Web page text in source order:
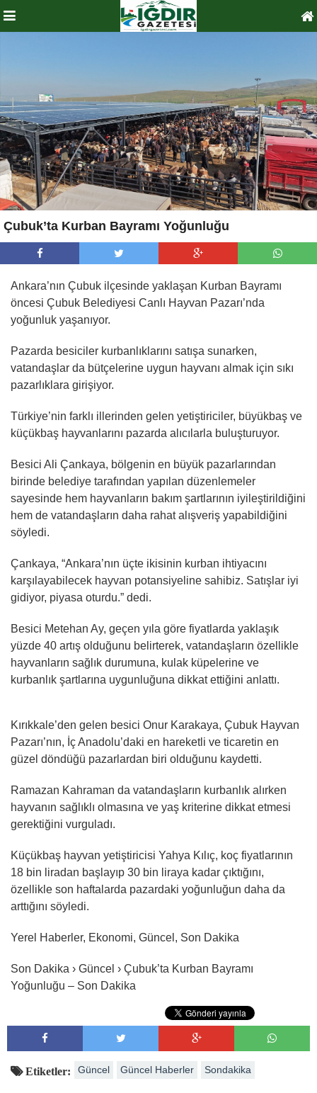
Çubuk’ta Kurban Bayramı Yoğunluğu
Ankara’nın Çubuk ilçesinde yaklaşan Kurban Bayramı
öncesi Çubuk Belediyesi Canlı Hayvan Pazarı’nda
yoğunluk yaşanıyor.
Pazarda besiciler kurbanlıklarını satışa sunarken,
vatandaşlar da bütçelerine uygun hayvanı almak için sıkı
pazarlıklara girişiyor.
Türkiye’nin farklı illerinden gelen yetiştiriciler, büyükbaş ve
küçükbaş hayvanlarını pazarda alıcılarla buluşturuyor.
Besici Ali Çankaya, bölgenin en büyük pazarlarından
birinde belediye tarafından yapılan düzenlemeler
sayesinde hem hayvanların bakım şartlarının iyileştirildiğini
hem de vatandaşların daha rahat alışveriş yapabildiğini
söyledi.
Çankaya, “Ankara’nın üçte ikisinin kurban ihtiyacını
karşılayabilecek hayvan potansiyeline sahibiz. Satışlar iyi
gidiyor, piyasa oturdu.” dedi.
Besici Metehan Ay, geçen yıla göre fiyatlarda yaklaşık
yüzde 40 artış olduğunu belirterek, vatandaşların özellikle
hayvanların sağlık durumuna, kulak küpelerine ve
kurbanlık şartlarına uygunluğuna dikkat ettiğini anlattı.
Kırıkkale’den gelen besici Onur Karakaya, Çubuk Hayvan
Pazarı’nın, İç Anadolu’daki en hareketli ve ticaretin en
güzel döndüğü pazarlardan biri olduğunu kaydetti.
Ramazan Kahraman da vatandaşların kurbanlık alırken
hayvanın sağlıklı olmasına ve yaş kriterine dikkat etmesi
gerektiğini vurguladı.
Küçükbaş hayvan yetiştiricisi Yahya Kılıç, koç fiyatlarının
18 bin liradan başlayıp 30 bin liraya kadar çıktığını,
özellikle son haftalarda pazardaki yoğunluğun daha da
arttığını söyledi.
Yerel Haberler, Ekonomi, Güncel, Son Dakika
Son Dakika › Güncel › Çubuk’ta Kurban Bayramı
Yoğunluğu – Son Dakika
Etiketler: Güncel Güncel Haberler Sondakika